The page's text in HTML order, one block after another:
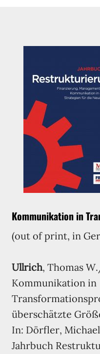
Kommunikation in
(out of print, in
Ullrich, Thomas
Kommunikation in
überschätzte
In: Dörfler, Michael
Jahrbuch